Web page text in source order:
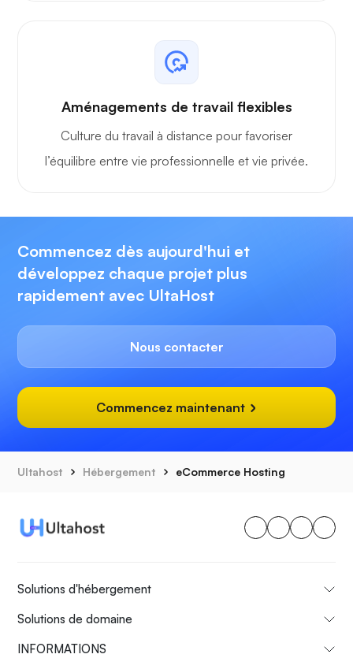
Aménagements de travail flexibles
Culture du travail à distance pour favoriser
l’équilibre entre vie professionnelle et vie privée.
Commencez dès aujourd'hui et
développez chaque projet plus
rapidement avec UltaHost
Nous contacter
Commencez maintenant
Ultahost Hébergement eCommerce Hosting
Solutions d'hébergement
Solutions de domaine
INFORMATIONS